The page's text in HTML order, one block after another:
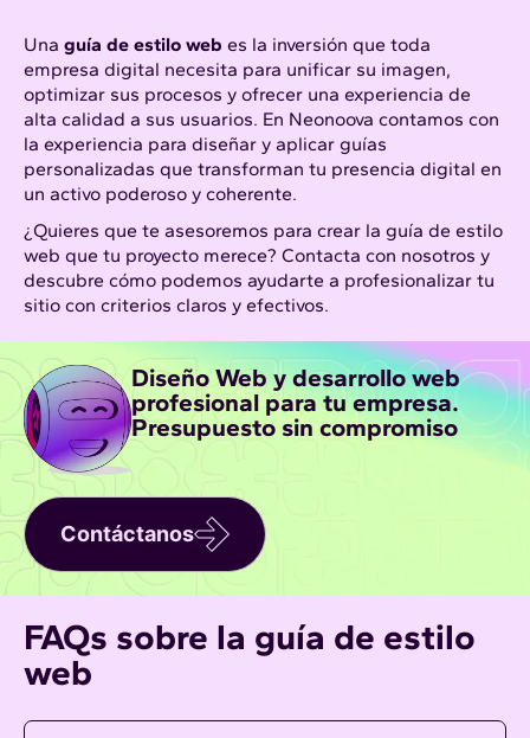
Una guía de estilo web es la inversión que toda
empresa digital necesita para unificar su imagen,
optimizar sus procesos y ofrecer una experiencia de
alta calidad a sus usuarios. En Neonoova contamos con
la experiencia para diseñar y aplicar guías
personalizadas que transforman tu presencia digital en
un activo poderoso y coherente.
¿Quieres que te asesoremos para crear la guía de estilo
web que tu proyecto merece? Contacta con nosotros y
descubre cómo podemos ayudarte a profesionalizar tu
sitio con criterios claros y efectivos.
Diseño Web y desarrollo web
profesional para tu empresa.
Presupuesto sin compromiso
Contáctanos
FAQs sobre la guía de estilo
web